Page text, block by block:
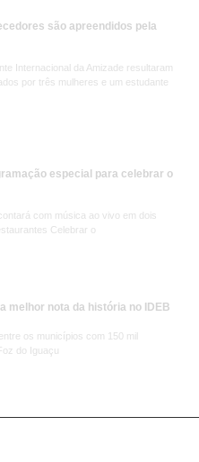
são apreendidos pela
Internacional da Amizade resultaram
por três mulheres e um estudante
especial para celebrar o
com música ao vivo em dois
Celebrar o
melhor nota da história no IDEB
os municípios com 150 mil
do Iguaçu